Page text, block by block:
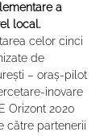
a
local.
celor cinci
de
– oraș-pilot
inovare
Orizont 2020
către partenerii